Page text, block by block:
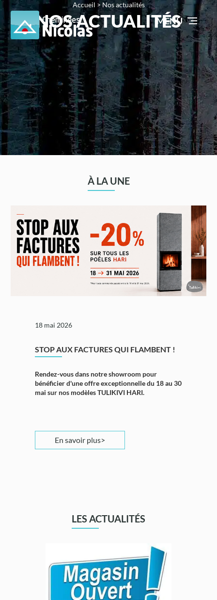
MENU
Accueil > Nos actualités
NOS ACTUALITÉS
À LA UNE
18 mai 2026
STOP AUX FACTURES QUI FLAMBENT !
Rendez-vous dans notre showroom pour
bénéficier d'uneoffre exceptionnelle du 18 au 30
mai sur nos modèlesTULIKIVI HARI.
En savoir plus
LES ACTUALITÉS